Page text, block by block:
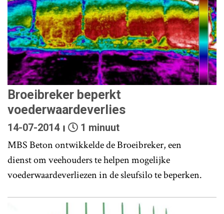
Broeibreker beperkt
voederwaardeverlies
14-07-2014 1 minuut
MBS Beton ontwikkelde de Broeibreker, een
dienst om veehouders te helpen mogelijke
voederwaardeverliezen in de sleufsilo te beperken.